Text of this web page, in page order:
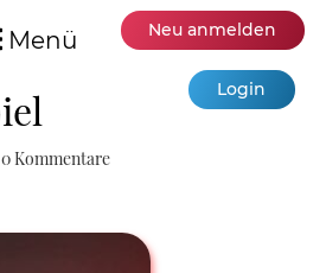
Menü Neu anmelden
Login
0 Kommentare